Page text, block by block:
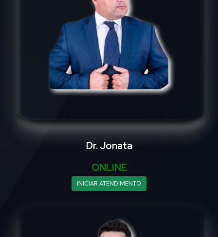
Dr. Jonata
ONLINE
INICIAR ATENDIMENTO